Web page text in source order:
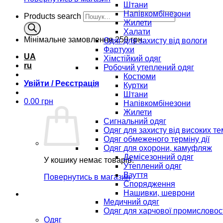
Products search
Мінімальне замовлення250 грн.
UA
ru
Увійти / Реєстрація
0.00 грн
У кошику немає товарів.
Повернутись в магазин
Штани
Напівкомбінезони
Жилети
Халати
Одяг для захисту від вологи
Фартухи
Хімстійкий одяг
Робочий утеплений одяг
Костюми
Куртки
Штани
Напівкомбінезони
Жилети
Сигнальний одяг
Одяг для захисту від високих
Одяг обмеженого терміну дії
Одяг для охорони, камуфляж
Демісезонний одяг
Утеплений одяг
Взуття
Спорядження
Нашивки, шеврони
Медичний одяг
Одяг для харчової
Одяг